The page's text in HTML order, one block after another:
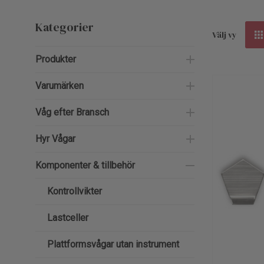
Kategorier
Produkter
Varumärken
Våg efter Bransch
Hyr Vågar
Komponenter & tillbehör
Kontrollvikter
Lastceller
Plattformsvågar utan instrument
Välj vy